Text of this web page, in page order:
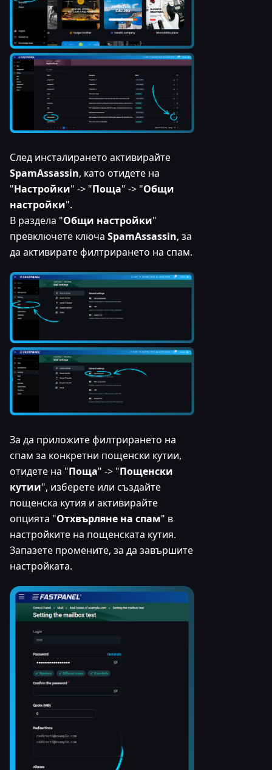
След инсталирането активирайте
SpamAssassin, като отидете на
"Настройки" -> "Поща" -> "Общи
настройки".
В раздела "Общи настройки"
превключете ключа SpamAssassin, за
да активирате филтрирането на спам.
За да приложите филтрирането на
спам за конкретни пощенски кутии,
отидете на "Поща" -> "Пощенски
кутии", изберете или създайте
пощенска кутия и активирайте
опцията "Отхвърляне на спам" в
настройките на пощенската кутия.
Запазете промените, за да завършите
настройката.